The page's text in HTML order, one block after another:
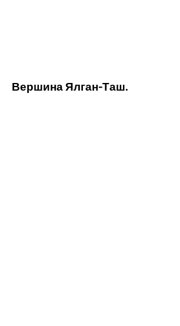
Вершина Ялган-Таш.